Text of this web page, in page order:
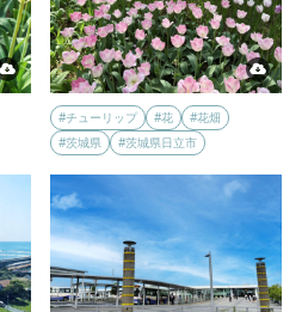
#チューリップ #花
#花畑
#茨城県
#茨城県日立市